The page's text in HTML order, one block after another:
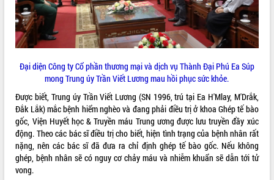
Lễ truy tặng danh hiệu “Bà Mẹ Việt
Nam Anh hùng” và trao Huân chương
Lao động
vụ 6 tháng cuối năm 2026
Kỳ họp thứ Hai, Hội đồng nhân dân
tỉnh khóa XI quyết nghị nhiều nội dung
quan trọng
Bí thư Tỉnh ủy Lương Nguyễn Minh
Triết thăm, tặng quà người có công với
cách mạng
Rà soát, hoàn thiện hệ thống thiết chế
văn hóa, thể thao đáp ứng yêu cầu
ALBUM ẢNH
LIÊN KẾT WEB
Đại diện Công ty Cổ phần thương mại và dịch vụ Thành Đại Phú Ea Súp
mong Trung úy Trần Viết Lương mau hồi phục sức khỏe.
Được biết, Trung úy Trần Viết Lương (SN 1996, trú tại Ea H'Mlay, M'Drắk,
Đắk Lắk) mắc bệnh hiểm nghèo và đang phải điều trị ở khoa Ghép tế bào
gốc, Viện Huyết học & Truyền máu Trung ương được lưu truyền đầy xúc
động. Theo các bác sĩ điều trị cho biết, hiện tình trạng của bệnh nhân rất
nặng, nên các bác sĩ đã đưa ra chỉ định ghép tế bào gốc. Nếu không
ghép, bệnh nhân sẽ có nguy cơ chảy máu và nhiễm khuẩn sẽ dẫn tới tử
vong.